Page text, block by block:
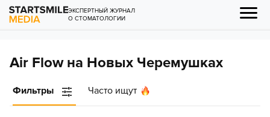
ЭКСПЕРТНЫЙ ЖУРНАЛ
О СТОМАТОЛОГИИ
Air Flow на Новых Черемушках
Фильтры Часто ищут